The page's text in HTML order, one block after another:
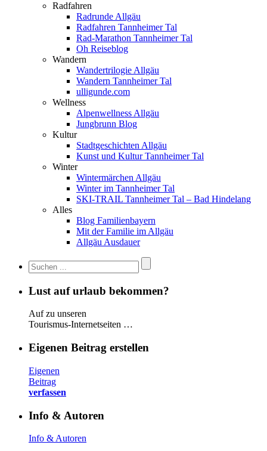
Radfahren
Radrunde Allgäu
Radfahren Tannheimer Tal
Rad-Marathon Tannheimer Tal
Oh Reiseblog
Wandern
Wandertrilogie Allgäu
Wandern Tannheimer Tal
ulligunde.com
Wellness
Alpenwellness Allgäu
Jungbrunn Blog
Kultur
Stadtgeschichten Allgäu
Kunst und Kultur Tannheimer Tal
Winter
Wintermärchen Allgäu
Winter im Tannheimer Tal
SKI-TRAIL Tannheimer Tal – Bad Hindelang
Alles
Blog Familienbayern
Mit der Familie im Allgäu
Allgäu Ausdauer
Lust auf urlaub bekommen?
Auf zu unseren
Tourismus-Internetseiten …
Eigenen Beitrag erstellen
Eigenen
Beitrag
verfassen
Info & Autoren
Info & Autoren